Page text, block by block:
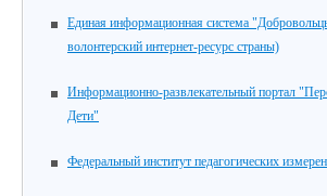
Единая информационная система
волонтерский интернет-ресурс страны)
Информационно-развлекательный портал
Дети"
Федеральный институт педагогических